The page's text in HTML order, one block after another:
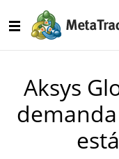
Aksys